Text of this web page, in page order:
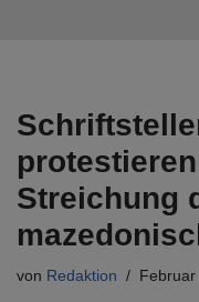
Streichung
von Redaktion